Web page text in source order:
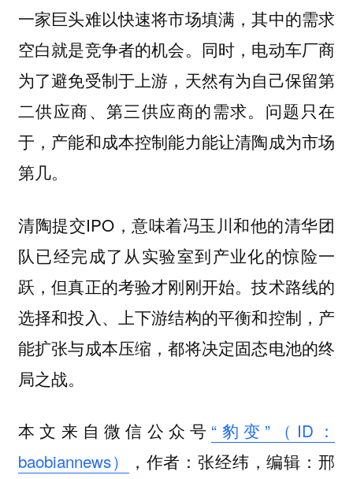
一家巨头难以快速将市场填满，其中的需求
空白就是竞争者的机会。同时，电动车厂商
为了避免受制于上游，天然有为自己保留第
二供应商、第三供应商的需求。问题只在
于，产能和成本控制能力能让清陶成为市场
第几。
清陶提交IPO，意味着冯玉川和他的清华团
队已经完成了从实验室到产业化的惊险一
跃，但真正的考验才刚刚开始。技术路线的
选择和投入、上下游结构的平衡和控制，产
能扩张与成本压缩，都将决定固态电池的终
局之战。
本文来自微信公众号 “豹变”（ID：
baobiannews）
，作者：张经纬，编辑：邢